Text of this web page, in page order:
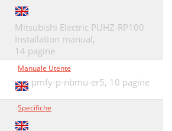
Mitsubishi Electric PUHZ-RP100
Installation manual,
14 pagine
Manuale Utente
pmfy-p-nbmu-er5, 10 pagine
Specifiche